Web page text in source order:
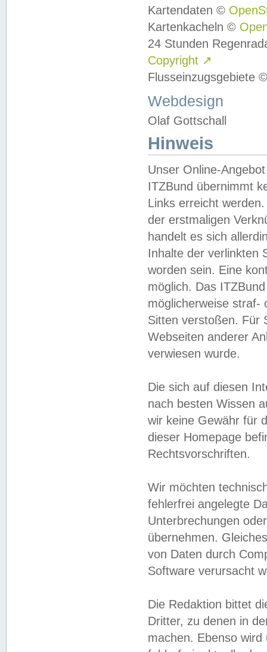
Kartendaten ©
Kartenkacheln ©
24 Stunden
Copyright ↗
Flusseinzugsgebiete
Webdesign
Olaf Gottschall
Hinweis
Unser Online-
ITZBund übernimmt
Links erreicht
der erstmaligen
handelt es sich
Inhalte der verlinkten
worden sein. Eine
möglich. Das
möglicherweise straf-
Sitten verstoßen. Für
Webseiten anderer
verwiesen wurde.
Die sich auf diesen
nach besten Wissen
wir keine Gewähr für
dieser Homepage
Rechtsvorschriften.
Wir möchten
fehlerfrei angelegte
Unterbrechungen
übernehmen.
von Daten durch
Software verursacht
Die Redaktion bittet
Dritter, zu denen in
machen. Ebenso